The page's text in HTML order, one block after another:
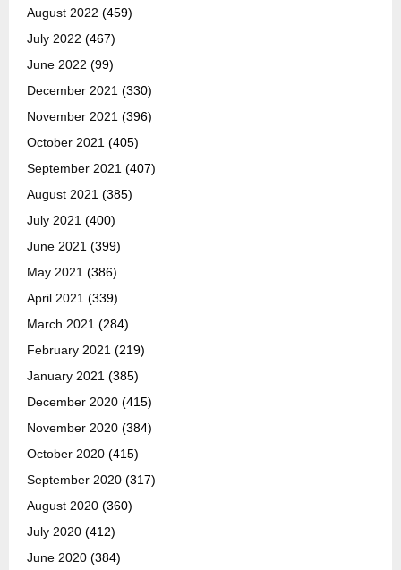
August 2022 (459)
July 2022 (467)
June 2022 (99)
December 2021 (330)
November 2021 (396)
October 2021 (405)
September 2021 (407)
August 2021 (385)
July 2021 (400)
June 2021 (399)
May 2021 (386)
April 2021 (339)
March 2021 (284)
February 2021 (219)
January 2021 (385)
December 2020 (415)
November 2020 (384)
October 2020 (415)
September 2020 (317)
August 2020 (360)
July 2020 (412)
June 2020 (384)